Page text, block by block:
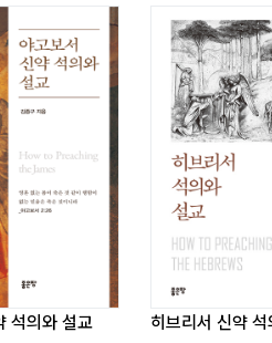
267
석의와 설교 히브리서 신약